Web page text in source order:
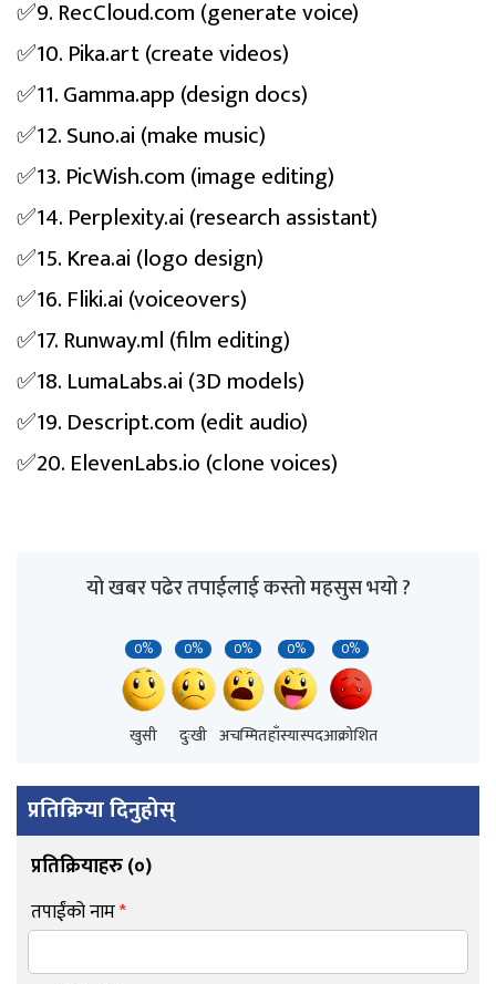
✅9. RecCloud.com (generate voice)
✅10. Pika.art (create videos)
✅11. Gamma.app (design docs)
✅12. Suno.ai (make music)
✅13. PicWish.com (image editing)
✅14. Perplexity.ai (research assistant)
✅15. Krea.ai (logo design)
✅16. Fliki.ai (voiceovers)
✅17. Runway.ml (film editing)
✅18. LumaLabs.ai (3D models)
✅19. Descript.com (edit audio)
✅20. ElevenLabs.io (clone voices)
यो खबर पढेर तपाईलाई कस्तो महसुस भयो ?
0%
खुसी
0%
दुःखी
0%
अचम्मित
0%
हाँस्यास्पद
0%
आक्रोशित
प्रतिक्रिया दिनुहोस्
प्रतिक्रियाहरु (०)
तपाईंको नाम*